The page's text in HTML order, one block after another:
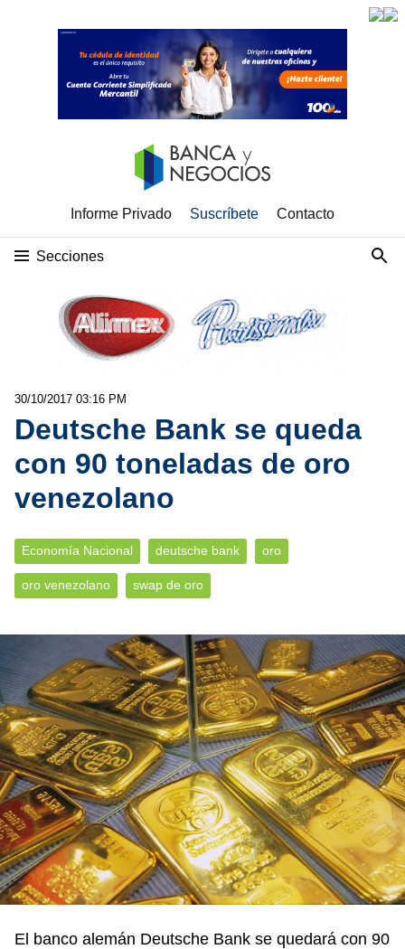
Informe Privado Suscríbete Contacto
Secciones
30/10/2017 03:16 PM
Deutsche Bank se queda
con 90 toneladas de oro
venezolano
Economía Nacional deutsche bank oro
oro venezolano swap de oro
El banco alemán Deutsche Bank se quedará con 90